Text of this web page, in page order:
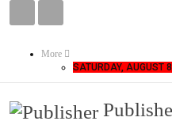
More
SATURDAY, AUGUST